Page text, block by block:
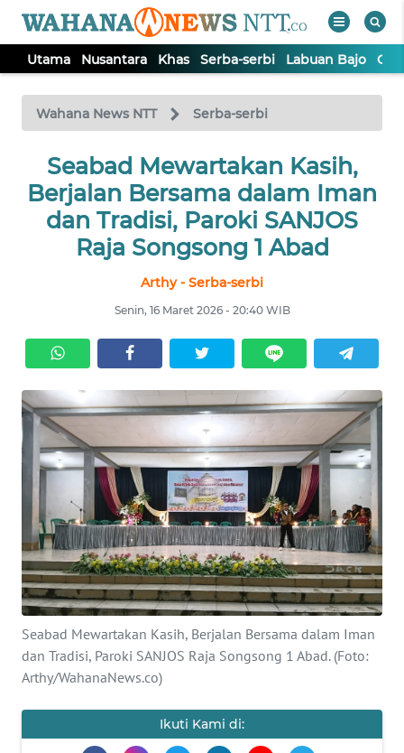
Utama Nusantara Khas Serba-serbi Labuan Bajo
Wahana News NTT Serba-serbi
Seabad Mewartakan Kasih,
Berjalan Bersama dalam Iman
dan Tradisi, Paroki SANJOS
Raja Songsong 1 Abad
Arthy - Serba-serbi
Senin, 16 Maret 2026 - 20:40 WIB
Seabad Mewartakan Kasih, Berjalan Bersama dalam Iman
dan Tradisi, Paroki SANJOS Raja Songsong 1 Abad. (Foto:
Arthy/WahanaNews.co)
Ikuti Kami di:
TV
Tutup
UTAMA
NUSANTARA
SERBI
LABUAN
BAJO
OPINI
Informasi
INDEKS
BERITA
KONTAK
KAMI
INFO